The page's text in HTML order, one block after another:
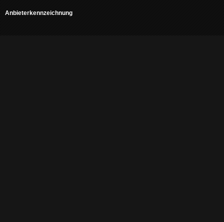
Anbieterkennzeichnung